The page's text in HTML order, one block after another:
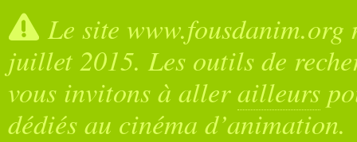
Le site
juillet 2015. Les outils de
vous invitons à allerailleurs
dédiés au cinéma d’animation.